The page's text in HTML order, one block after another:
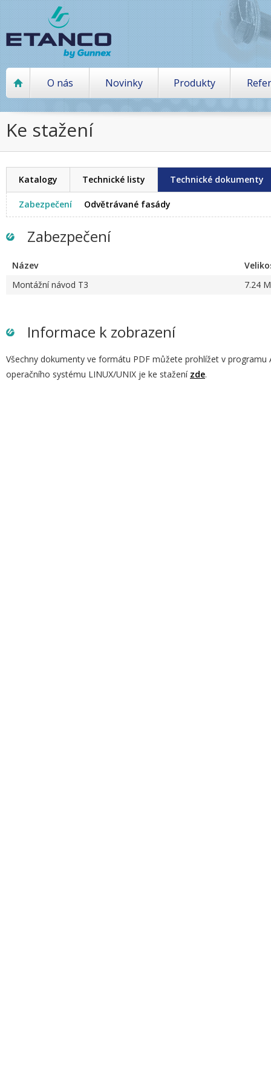
Ke stažení
Katalogy Technické listy Technické dokumenty
Zabezpečení Odvětrávané fasády
Zabezpečení
Název
Montážní návod T3
7.24
Informace k zobrazení
Všechny dokumenty ve formátu PDF můžete prohlížet v
operačního systému LINUX/UNIX je ke stažení zde.
O nás Novinky Produkty